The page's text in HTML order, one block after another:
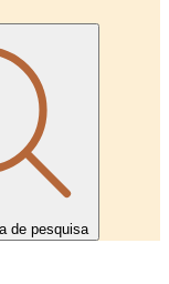
de pesquisa